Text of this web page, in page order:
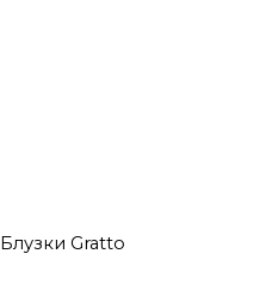
Блузки Gratto